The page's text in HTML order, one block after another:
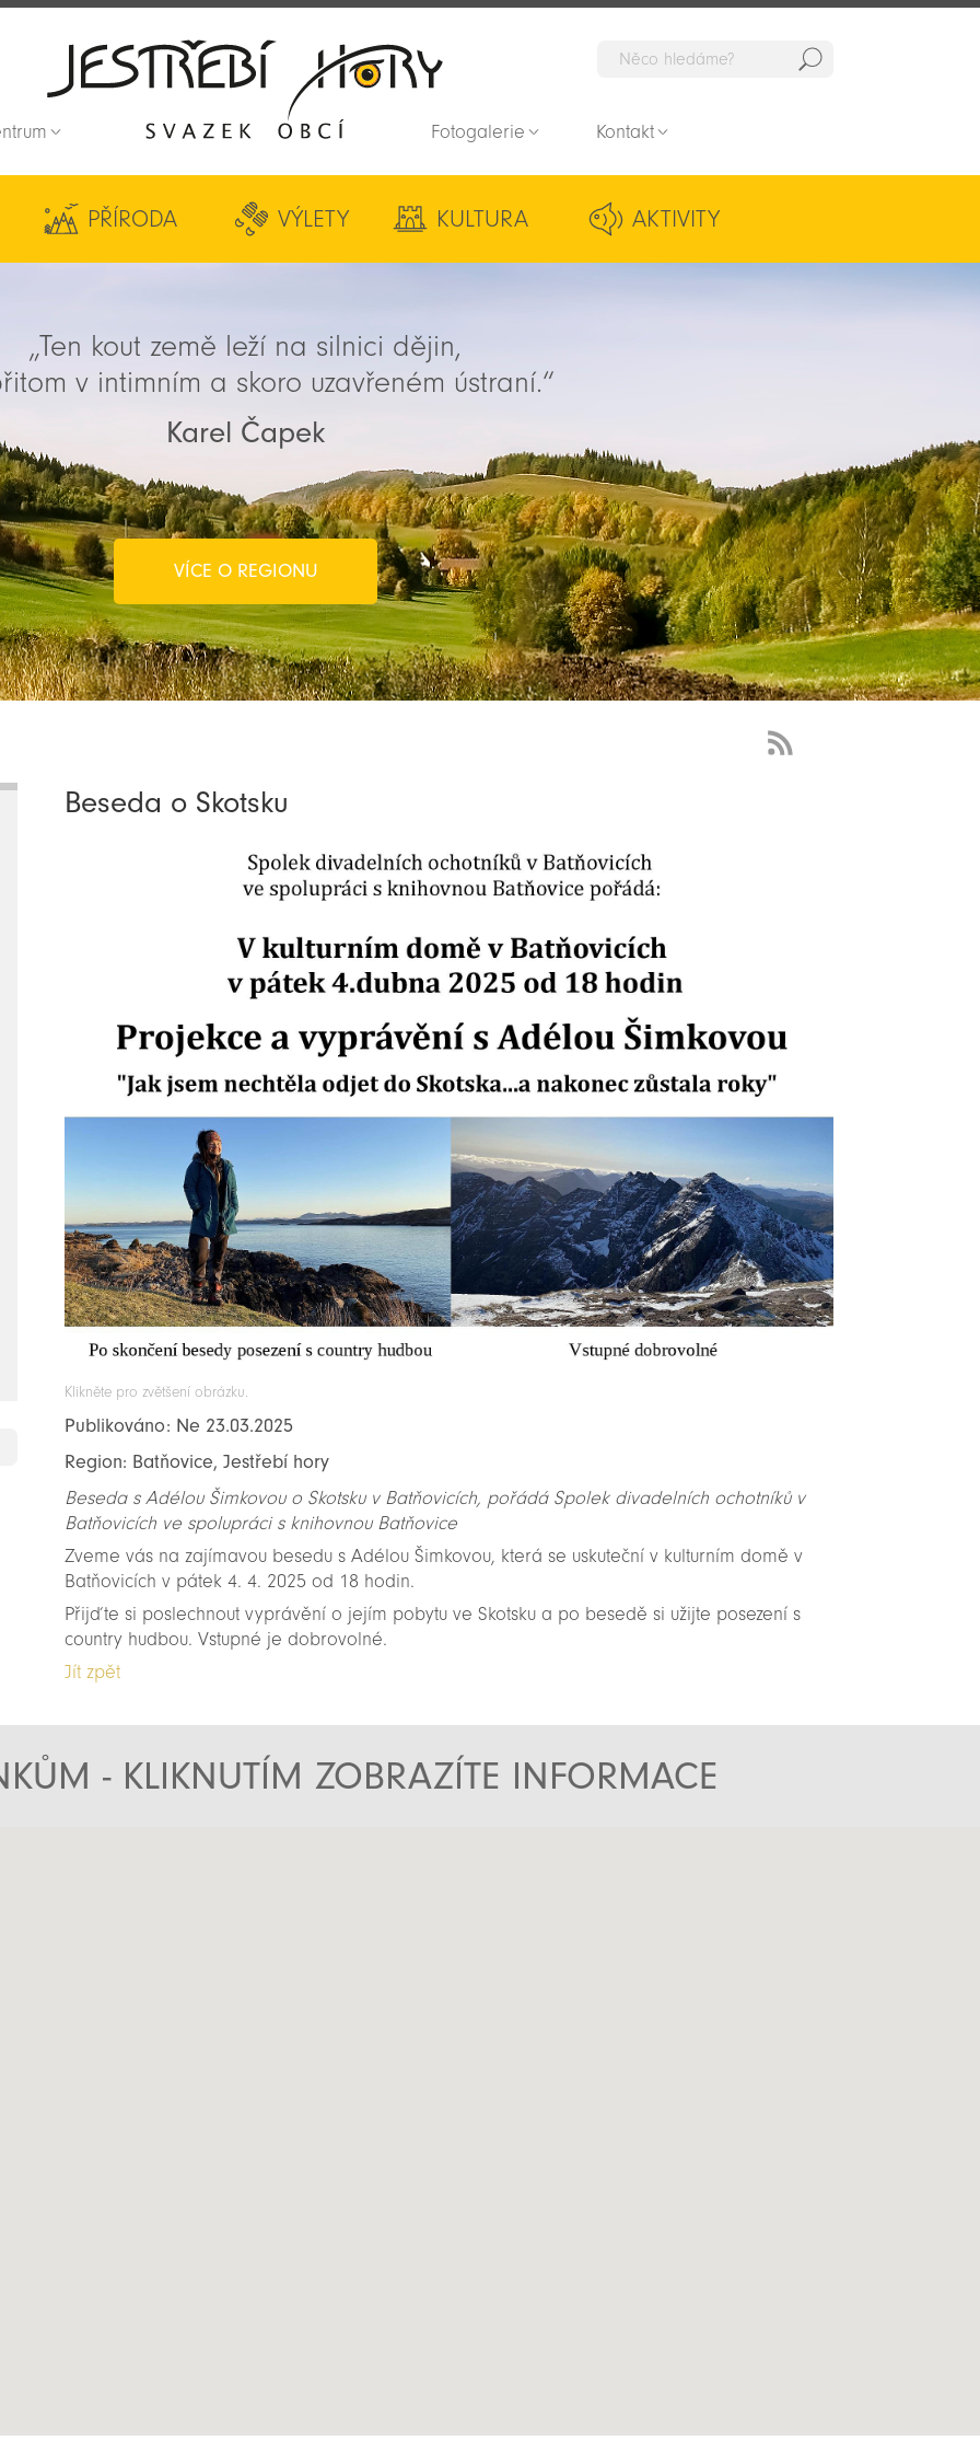
Fotogalerie Kontakt
PŘÍRODA VÝLETY KULTURA AKTIVITY
„Ten kout země leží na silnici dějin,
v intimním a skoro uzavřeném ústraní.“
Karel Čapek
VÍCE O REGIONU
Beseda o Skotsku
Klikněte pro zvětšení obrázku.
Publikováno: Ne 23.03.2025
Region: Batňovice, Jestřebí hory
Beseda s Adélou Šimkovou o Skotsku v Batňovicích, pořádá Spolek divadelních ochotníků v
Batňovicích ve spolupráci s knihovnou Batňovice
Zveme vás na zajímavou besedu s Adélou Šimkovou, která se uskuteční v kulturním domě v
Batňovicích v pátek 4. 4. 2025 od 18 hodin.
Přijďte si poslechnout vyprávění o jejím pobytu ve Skotsku a po besedě si užijte posezení s
country hudbou. Vstupné je dobrovolné.
Jít zpět
- KLIKNUTÍM ZOBRAZÍTE INFORMACE